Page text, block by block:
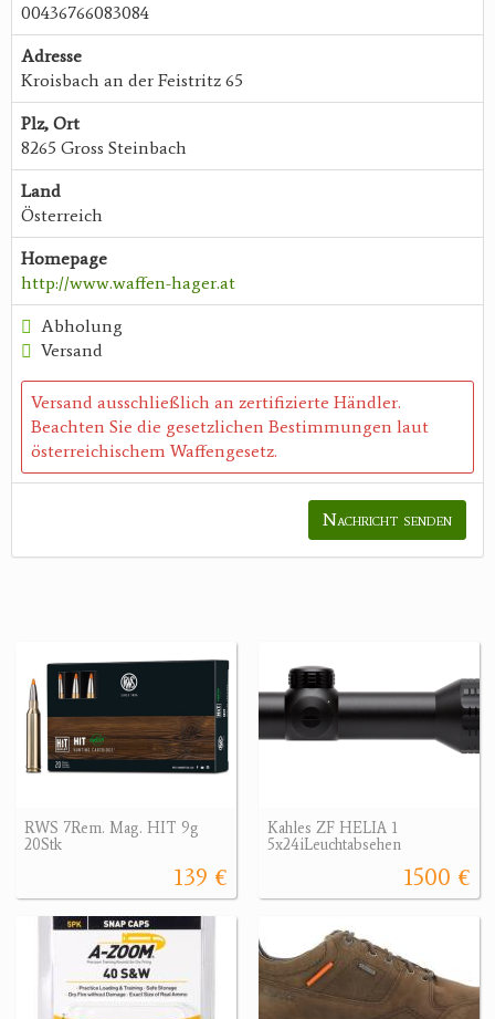
00436766083084
Adresse
Kroisbach an der Feistritz 65
Plz, Ort
8265 Gross Steinbach
Land
Österreich
Homepage
http://www.waffen-hager.at
Abholung
Versand
Versand ausschließlich an zertifizierte Händler.
Beachten Sie die gesetzlichen Bestimmungen laut
österreichischem Waffengesetz.
Nachricht senden
RWS 7Rem. Mag. HIT 9g
20Stk
139 €
Kahles ZF HELIA 1
5x24iLeuchtabsehen
1500 €